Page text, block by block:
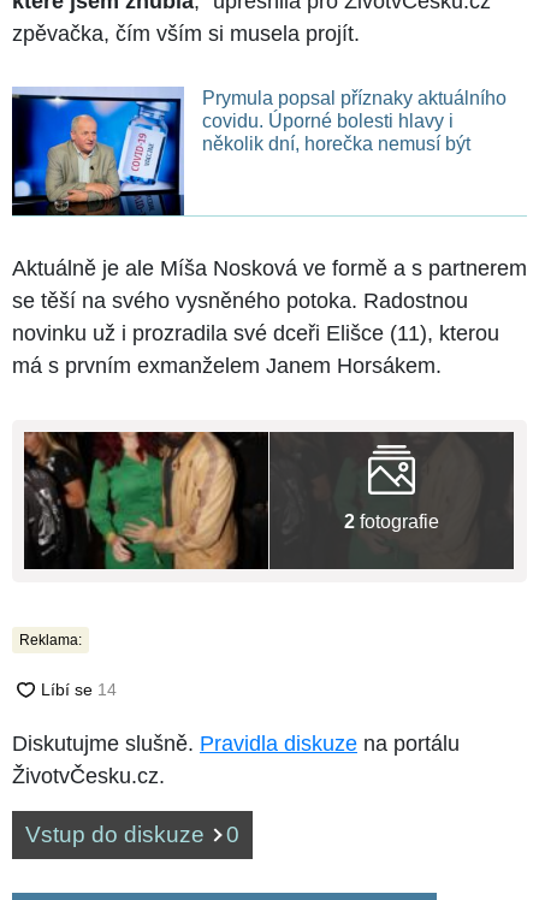
zpěvačka, čím vším si musela projít.
Prymula popsal příznaky aktuálního
covidu. Úporné bolesti hlavy i
několik dní, horečka nemusí být
Aktuálně je ale Míša Nosková ve formě a s partnerem
se těší na svého vysněného potoka. Radostnou
novinku už i prozradila své dceři Elišce (11), kterou
má s prvním exmanželem Janem Horsákem.
2 fotografie
Reklama:
Diskutujme slušně. Pravidla diskuze na portálu
ŽivotvČesku.cz.
Vstup do diskuze 0